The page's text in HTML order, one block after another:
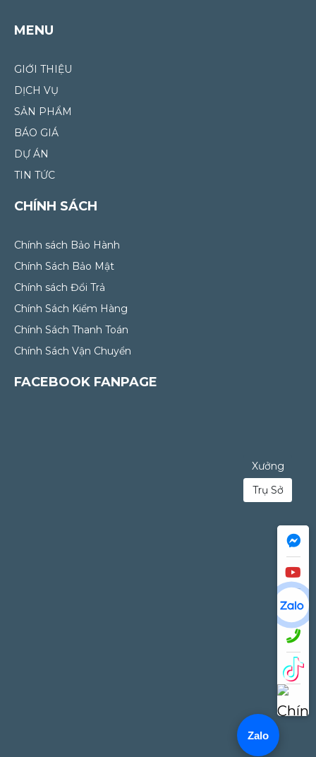
MENU
GIỚI THIỆU
DỊCH VỤ
SẢN PHẨM
BÁO GIÁ
DỰ ÁN
TIN TỨC
CHÍNH SÁCH
Chính sách Bảo Hành
Chính Sách Bảo Mật
Chính sách Đổi Trả
Chính Sách Kiểm Hàng
Chính Sách Thanh Toán
Chính Sách Vận Chuyển
FACEBOOK FANPAGE
Xưởng
Trụ Sở
Zalo